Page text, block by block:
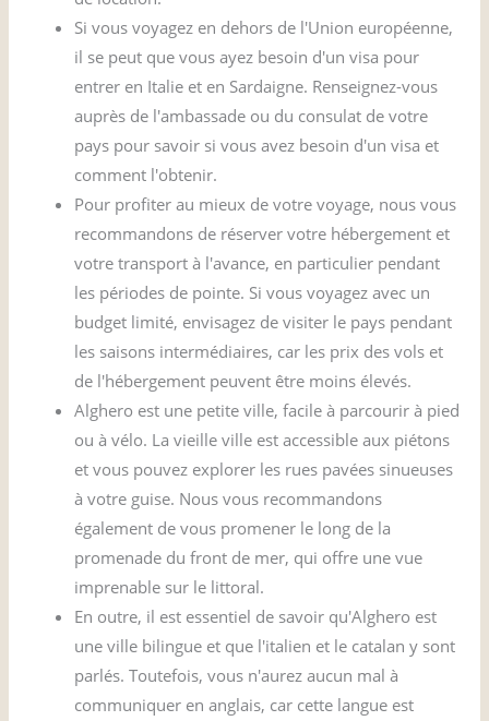
Si vous voyagez en dehors de l'Union européenne,
il se peut que vous ayez besoin d'un visa pour
entrer en Italie et en Sardaigne. Renseignez-vous
auprès de l'ambassade ou du consulat de votre
pays pour savoir si vous avez besoin d'un visa et
comment l'obtenir.
Pour profiter au mieux de votre voyage, nous vous
recommandons de réserver votre hébergement et
votre transport à l'avance, en particulier pendant
les périodes de pointe. Si vous voyagez avec un
budget limité, envisagez de visiter le pays pendant
les saisons intermédiaires, car les prix des vols et
de l'hébergement peuvent être moins élevés.
Alghero est une petite ville, facile à parcourir à pied
ou à vélo. La vieille ville est accessible aux piétons
et vous pouvez explorer les rues pavées sinueuses
à votre guise. Nous vous recommandons
également de vous promener le long de la
promenade du front de mer, qui offre une vue
imprenable sur le littoral.
En outre, il est essentiel de savoir qu'Alghero est
une ville bilingue et que l'italien et le catalan y sont
parlés. Toutefois, vous n'aurez aucun mal à
communiquer en anglais, car cette langue est